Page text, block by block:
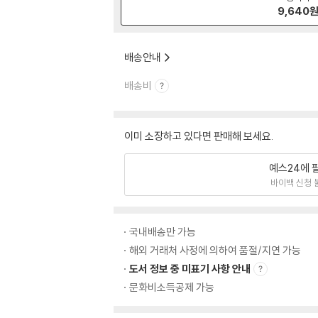
9,640원
배송안내
배송비
이미 소장하고 있다면 판매해 보세요.
예스24에
바이백 신청
국내배송만 가능
해외 거래처 사정에 의하여 품절/지연 가능
도서 정보 중 미표기 사항 안내
문화비소득공제 가능